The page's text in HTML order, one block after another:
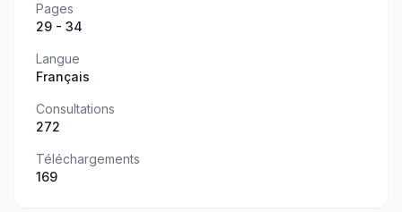
Pages
29 - 34
Langue
Français
Consultations
272
Téléchargements
169